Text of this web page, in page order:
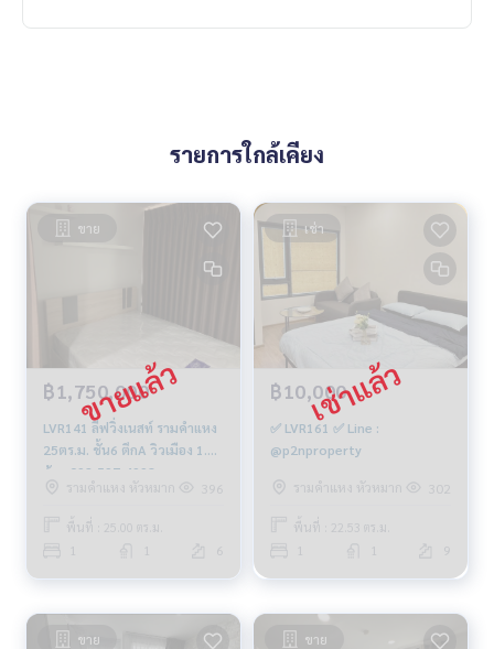
รายการใกล้เคียง
ขาย
฿1,750,000
LVR141 ลีฟวิ่งเนสท์ รามคำแหง
25ตร.ม. ชั้น6 ตึกA วิวเมือง 1.75
ล้าน 092-597-4998
รามคำแหง หัวหมาก
396
พื้นที่ : 25.00 ตร.ม.
6
เช่า
฿10,000
✅ LVR161 ✅ Line :
@p2nproperty
รามคำแหง หัวหมาก 302
พื้นที่ : 22.53 ตร.ม.
9
ขาย ขาย